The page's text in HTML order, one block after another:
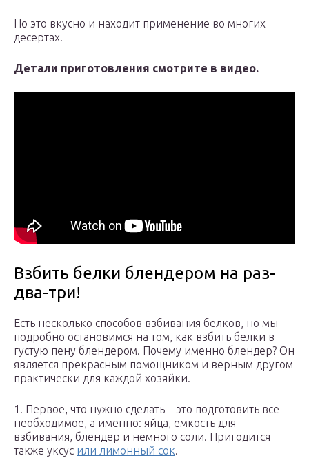
Но это вкусно и находит применение во многих
десертах.
Детали приготовления смотрите в видео.
Взбить белки блендером на раз-
два-три!
Есть несколько способов взбивания белков, но мы
подробно остановимся на том, как взбить белки в
густую пену блендером. Почему именно блендер? Он
является прекрасным помощником и верным другом
практически для каждой хозяйки.
1. Первое, что нужно сделать – это подготовить все
необходимое, а именно: яйца, емкость для
взбивания, блендер и немного соли. Пригодится
также уксус или лимонный сок.